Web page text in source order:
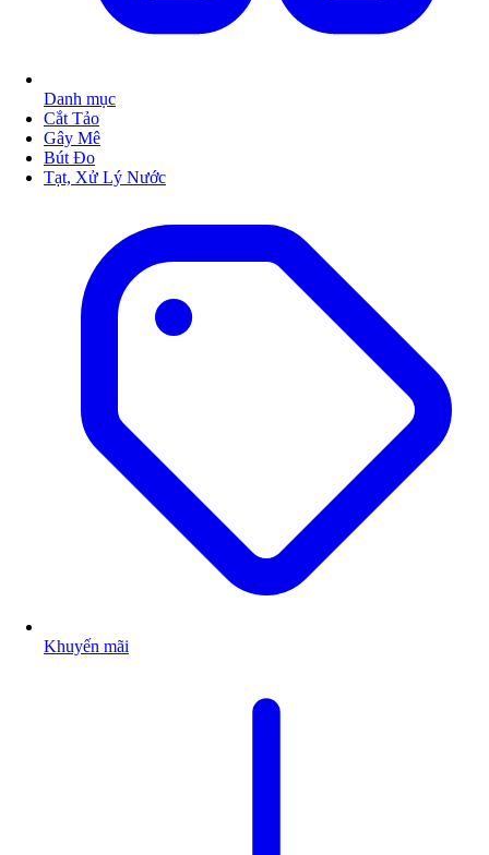
Danh mục
Cắt Tảo
Gây Mê
Bút Đo
Tạt, Xử Lý Nước
Khuyến mãi